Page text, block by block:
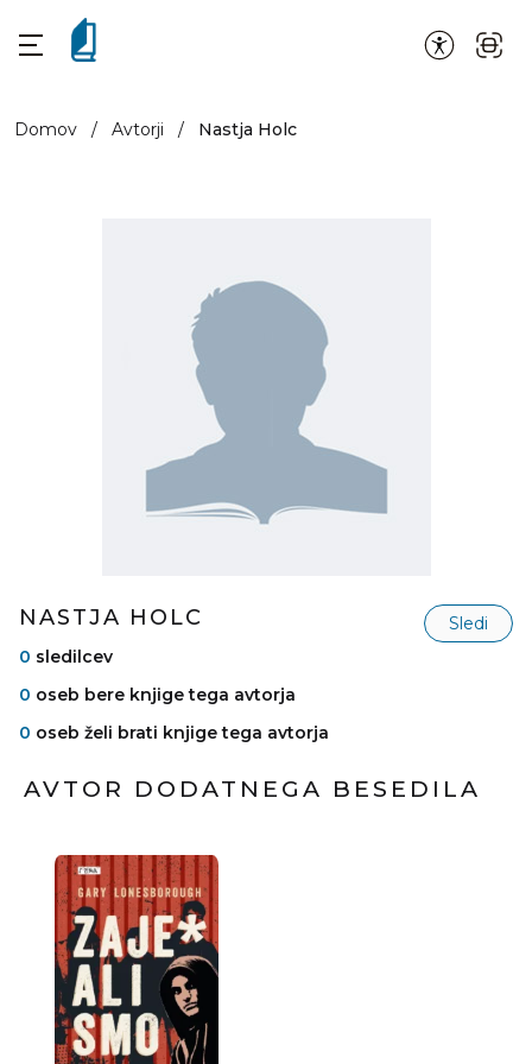
Domov / Avtorji / Nastja Holc
NASTJA HOLC
Sledi
0 sledilcev
0 oseb bere knjige tega avtorja
0 oseb želi brati knjige tega avtorja
AVTOR DODATNEGA BESEDILA